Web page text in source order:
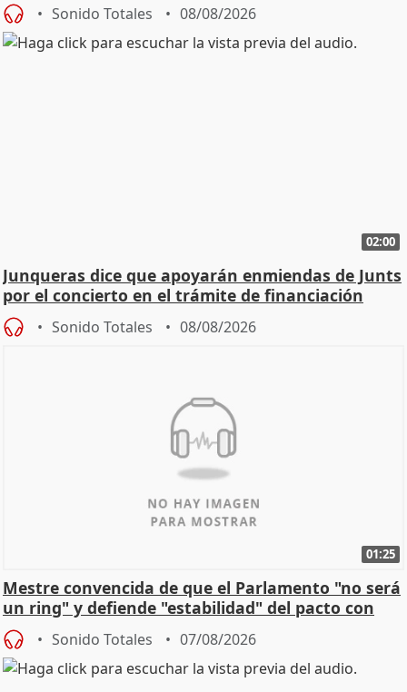
Sonido Totales 08/08/2026
02:00
Junqueras dice que apoyarán enmiendas de Junts
por el concierto en el trámite de financiación
Sonido Totales 08/08/2026
01:25
Mestre convencida de que el Parlamento "no será
un ring" y defiende "estabilidad" del pacto con
Vox
Sonido Totales 07/08/2026